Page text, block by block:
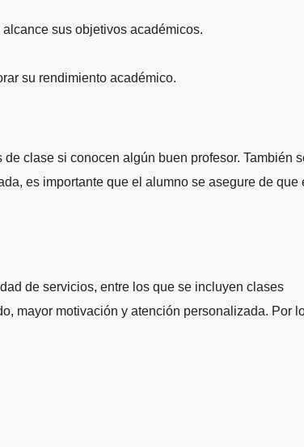
sus objetivos académicos.
su rendimiento académico.
clase si conocen algún buen profesor. También
es importante que el alumno se asegure de que
de servicios, entre los que se incluyen clases
mayor motivación y atención personalizada. Por